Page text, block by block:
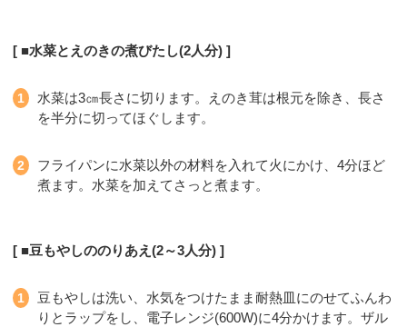
■水菜とえのきの煮びたし(2人分)
水菜は3㎝長さに切ります。えのき茸は根元を除き、長さ
を半分に切ってほぐします。
フライパンに水菜以外の材料を入れて火にかけ、4分ほど
煮ます。水菜を加えてさっと煮ます。
■豆もやしののりあえ(2～3人分)
豆もやしは洗い、水気をつけたまま耐熱皿にのせてふんわ
りとラップをし、電子レンジ(600W)に4分かけます。ザル